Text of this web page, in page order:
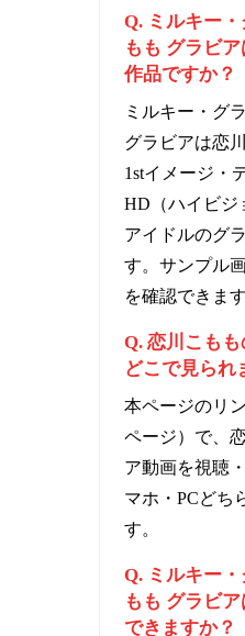
Q. ミルキー
もも グラビ
作品ですか？
ミルキー・グ
グラビアは恋
1stイメージ・
HD（ハイビジ
アイドルのグ
す。サンプル
を確認できます
Q. 恋川こも
どこで見られ
本ページのリ
ページ）で、
ア動画を視聴
マホ・PCどち
す。
Q. ミルキー
もも グラビ
できますか？